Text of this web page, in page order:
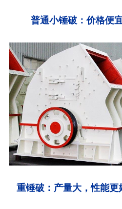
普通小锤破：价格便
重锤破：产量大，性能